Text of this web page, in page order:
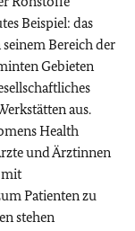
Beispiel: das
seinem Bereich der
Gebieten
aus.
Health
und Ärztinnen
mit
Patienten zu
stehen